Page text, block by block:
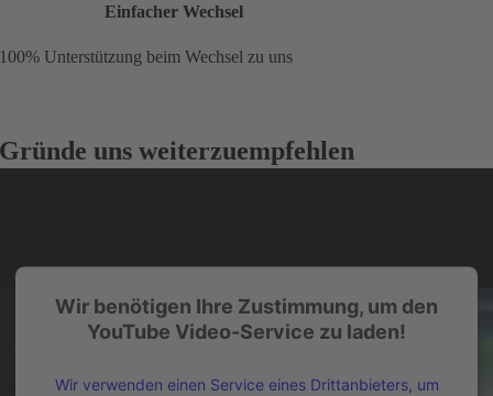
Einfacher Wechsel
100% Unterstützung beim Wechsel zu uns
Gründe uns weiterzuempfehlen
Wir benötigen Ihre Zustimmung, um den
YouTube Video-Service zu laden!
Wir verwenden einen Service eines Drittanbieters, um